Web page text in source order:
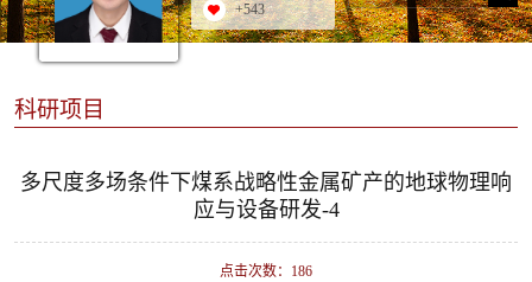
+543
科研项目
多尺度多场条件下煤系战略性金属矿产的地球物理响
应与设备研发-4
点击次数： 186